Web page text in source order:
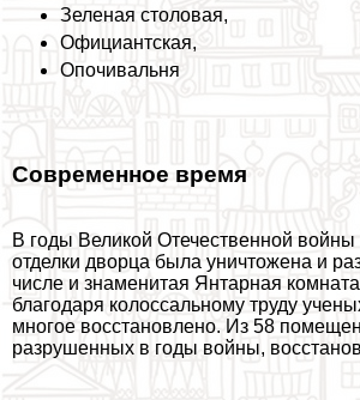
Зеленая столовая,
Официантская,
Опочивальня
Современное время
В годы Великой Отечественной
отделки дворца была уничтожена и
числе и знаменитая Янтарная
благодаря колоссальному труду
многое восстановлено. Из 58
разрушенных в годы войны,